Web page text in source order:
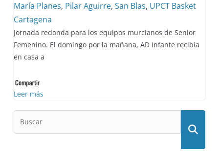
María Planes, Pilar Aguirre,San Blas, UPCT Basket
Cartagena
Jornada redonda para los equipos murcianos de Senior
Femenino. El domingo por la mañana, AD Infante recibía
en casa a
Leer más